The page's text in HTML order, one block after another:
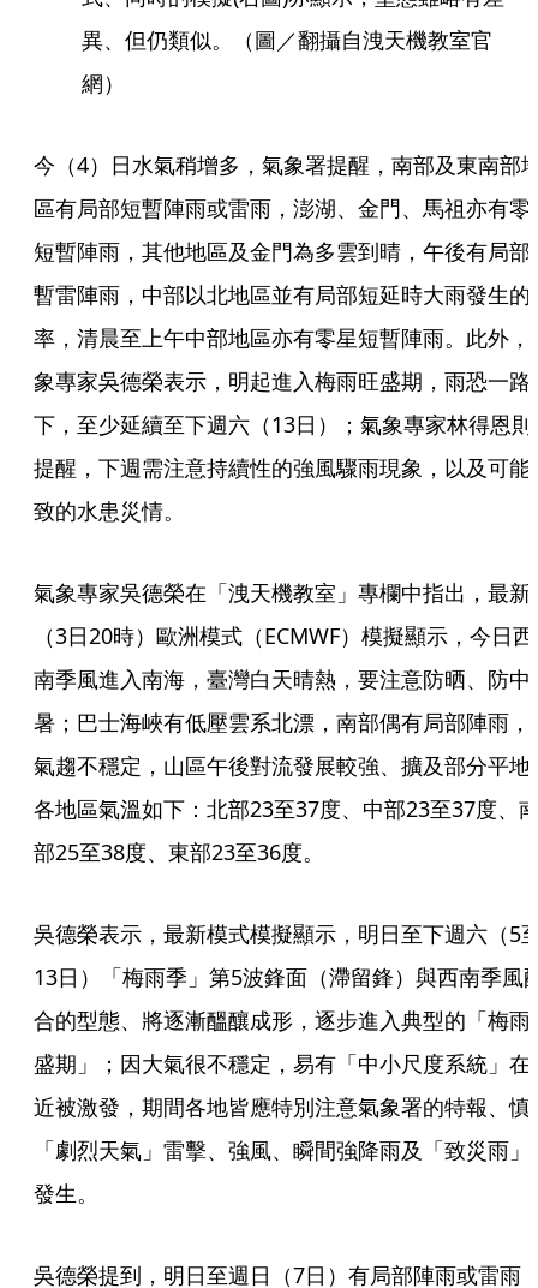
異、但仍類似。（圖／翻攝自洩天機教室官
網）
今（4）日水氣稍增多，氣象署提醒，南部及東南部
區有局部短暫陣雨或雷雨，澎湖、金門、馬祖亦有零
短暫陣雨，其他地區及金門為多雲到晴，午後有局部
暫雷陣雨，中部以北地區並有局部短延時大雨發生的
率，清晨至上午中部地區亦有零星短暫陣雨。此外，
象專家吳德榮表示，明起進入梅雨旺盛期，雨恐一路
下，至少延續至下週六（13日）；氣象專家林得恩則
提醒，下週需注意持續性的強風驟雨現象，以及可能
致的水患災情。
氣象專家吳德榮在「洩天機教室」專欄中指出，最新
（3日20時）歐洲模式（ECMWF）模擬顯示，今日西
南季風進入南海，臺灣白天晴熱，要注意防晒、防中
暑；巴士海峽有低壓雲系北漂，南部偶有局部陣雨，
氣趨不穩定，山區午後對流發展較強、擴及部分平地
各地區氣溫如下：北部23至37度、中部23至37度、
部25至38度、東部23至36度。
吳德榮表示，最新模式模擬顯示，明日至下週六（5
13日）「梅雨季」第5波鋒面（滯留鋒）與西南季風
合的型態、將逐漸醞釀成形，逐步進入典型的「梅雨
盛期」；因大氣很不穩定，易有「中小尺度系統」在
近被激發，期間各地皆應特別注意氣象署的特報、慎
「劇烈天氣」雷擊、強風、瞬間強降雨及「致災雨」
發生。
吳德榮提到，明日至週日（7日）有局部陣雨或雷雨